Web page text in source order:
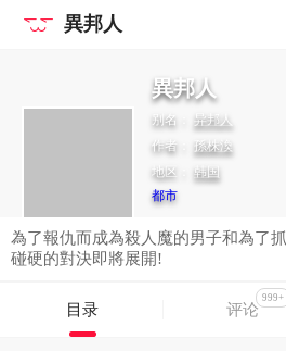
異邦人
異邦人
别名： 异邦人
作者： 孫株渙
地区： 韩国
都市
為了報仇而成為殺人魔的男子和為了
碰硬的對決即將展開!
目录 评论
999+